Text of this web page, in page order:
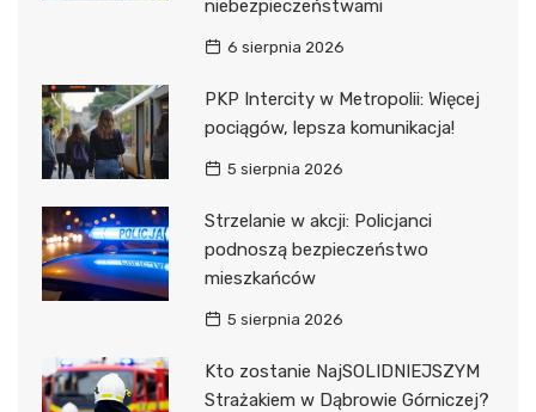
niebezpieczeństwami
6 sierpnia 2026
PKP Intercity w Metropolii: Więcej
pociągów, lepsza komunikacja!
5 sierpnia 2026
Strzelanie w akcji: Policjanci
podnoszą bezpieczeństwo
mieszkańców
5 sierpnia 2026
Kto zostanie NajSOLIDNIEJSZYM
Strażakiem w Dąbrowie Górniczej?